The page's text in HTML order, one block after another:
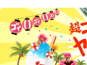
超ゴイゴイヤスー夏祭